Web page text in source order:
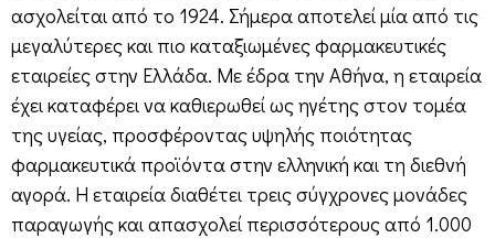
ασχολείται από το 1924. Σήμερα αποτελεί μία από τις
μεγαλύτερες και πιο καταξιωμένες φαρμακευτικές
εταιρείες στην Ελλάδα. Με έδρα την Αθήνα, η εταιρεία
έχει καταφέρει να καθιερωθεί ως ηγέτης στον τομέα
της υγείας, προσφέροντας υψηλής ποιότητας
φαρμακευτικά προϊόντα στην ελληνική και τη διεθνή
αγορά. Η εταιρεία διαθέτει τρεις σύγχρονες μονάδες
παραγωγής και απασχολεί περισσότερους από 1.000